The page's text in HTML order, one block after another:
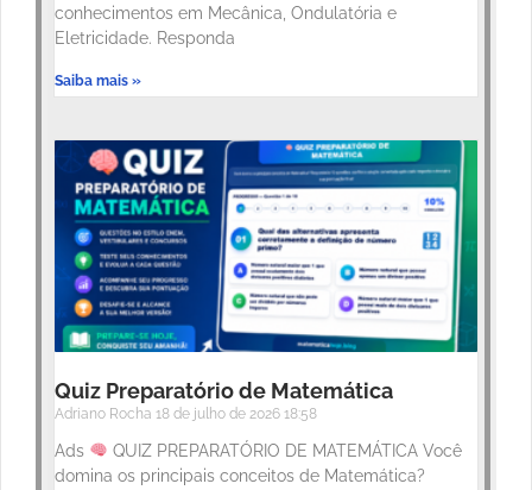
conhecimentos em Mecânica, Ondulatória e
Eletricidade. Responda
Saiba mais »
Quiz Preparatório de Matemática
Adriano Rocha 18 de julho de 2026 18:58
Ads
QUIZ PREPARATÓRIO DE MATEMÁTICA Você
domina os principais conceitos de Matemática?